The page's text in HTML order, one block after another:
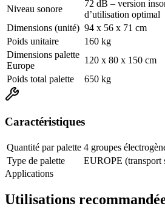
Niveau sonore
72 dB – version
d’utilisation optimal
Dimensions (unité) 94 x 56 x 71 cm
Poids unitaire
160 kg
Dimensions palette
Europe
120 x 80 x 150 cm
Poids total palette
650 kg
Caractéristiques
Quantité par palette 4 groupes
Type de palette
EUROPE (transport
Applications
Utilisations